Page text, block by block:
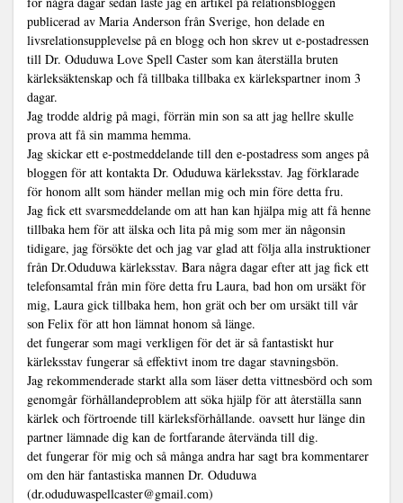
publicerad av Maria Anderson från Sverige, hon delade en
livsrelationsupplevelse på en blogg och hon skrev ut e-postadressen
till Dr. Oduduwa Love Spell Caster som kan återställa bruten
kärleksäktenskap och få tillbaka tillbaka ex kärlekspartner inom 3
dagar.
Jag trodde aldrig på magi, förrän min son sa att jag hellre skulle
prova att få sin mamma hemma.
Jag skickar ett e-postmeddelande till den e-postadress som anges på
bloggen för att kontakta Dr. Oduduwa kärleksstav. Jag förklarade
för honom allt som händer mellan mig och min före detta fru.
Jag fick ett svarsmeddelande om att han kan hjälpa mig att få henne
tillbaka hem för att älska och lita på mig som mer än någonsin
tidigare, jag försökte det och jag var glad att följa alla instruktioner
från Dr.Oduduwa kärleksstav. Bara några dagar efter att jag fick ett
telefonsamtal från min före detta fru Laura, bad hon om ursäkt för
mig, Laura gick tillbaka hem, hon grät och ber om ursäkt till vår
son Felix för att hon lämnat honom så länge.
det fungerar som magi verkligen för det är så fantastiskt hur
kärleksstav fungerar så effektivt inom tre dagar stavningsbön.
Jag rekommenderade starkt alla som läser detta vittnesbörd och som
genomgår förhållandeproblem att söka hjälp för att återställa sann
kärlek och förtroende till kärleksförhållande. oavsett hur länge din
partner lämnade dig kan de fortfarande återvända till dig.
det fungerar för mig och så många andra har sagt bra kommentarer
om den här fantastiska mannen Dr. Oduduwa
(dr.oduduwaspellcaster@gmail.com)